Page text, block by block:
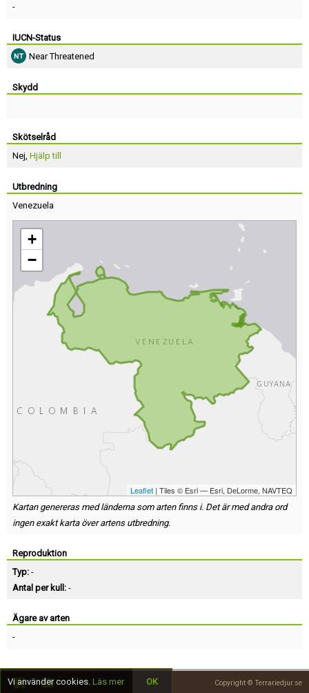
-
IUCN-Status
Near Threatened
Skydd
Skötselråd
Nej, Hjälp till
Utbredning
Venezuela
+
−
Leaflet | Tiles © Esri — Esri, DeLorme, NAVTEQ
Kartan genereras med länderna som arten finns i. Det är med andra ord
ingen exakt karta över artens utbredning.
Reproduktion
Typ: -
Antal per kull: -
Ägare av arten
-
Copyright © Terrariedjur.se
Vi använder cookies. Läs mer OK